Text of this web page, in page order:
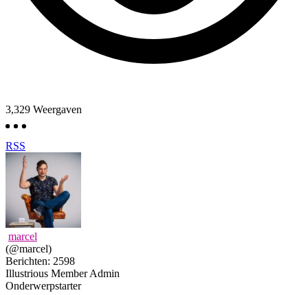
3,329 Weergaven
RSS
marcel
(@marcel)
Berichten: 2598
Illustrious Member Admin
Onderwerpstarter